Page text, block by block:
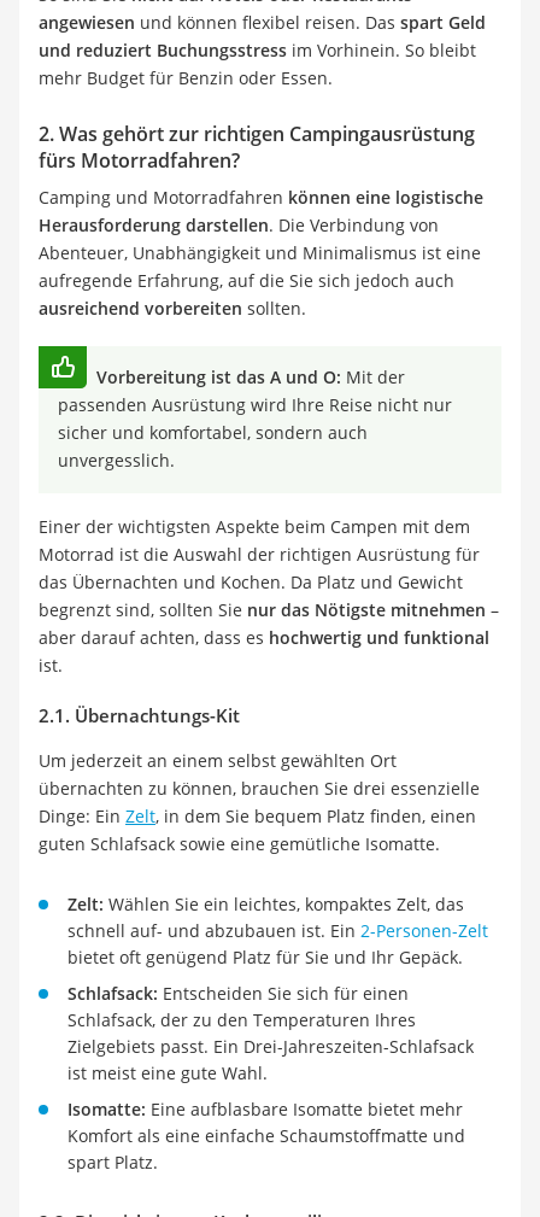
angewiesen und können flexibel reisen. Das spart Geld
und reduziert Buchungsstress im Vorhinein. So bleibt
mehr Budget für Benzin oder Essen.
2. Was gehört zur richtigen Campingausrüstung
fürs Motorradfahren?
Camping und Motorradfahren können eine logistische
Herausforderung darstellen. Die Verbindung von
Abenteuer, Unabhängigkeit und Minimalismus ist eine
aufregende Erfahrung, auf die Sie sich jedoch auch
ausreichend vorbereiten sollten.
Vorbereitung ist das A und O: Mit der
passenden Ausrüstung wird Ihre Reise nicht nur
sicher und komfortabel, sondern auch
unvergesslich.
Einer der wichtigsten Aspekte beim Campen mit dem
Motorrad ist die Auswahl der richtigen Ausrüstung für
das Übernachten und Kochen. Da Platz und Gewicht
begrenzt sind, sollten Sie nur das Nötigste mitnehmen –
aber darauf achten, dass es hochwertig und funktional
ist.
2.1. Übernachtungs-Kit
Um jederzeit an einem selbst gewählten Ort
übernachten zu können, brauchen Sie drei essenzielle
Dinge: Ein Zelt, in dem Sie bequem Platz finden, einen
guten Schlafsack sowie eine gemütliche Isomatte.
Zelt: Wählen Sie ein leichtes, kompaktes Zelt, das
schnell auf- und abzubauen ist. Ein 2-Personen-Zelt
bietet oft genügend Platz für Sie und Ihr Gepäck.
Schlafsack: Entscheiden Sie sich für einen
Schlafsack, der zu den Temperaturen Ihres
Zielgebiets passt. Ein Drei-Jahreszeiten-Schlafsack
ist meist eine gute Wahl.
Isomatte: Eine aufblasbare Isomatte bietet mehr
Komfort als eine einfache Schaumstoffmatte und
spart Platz.